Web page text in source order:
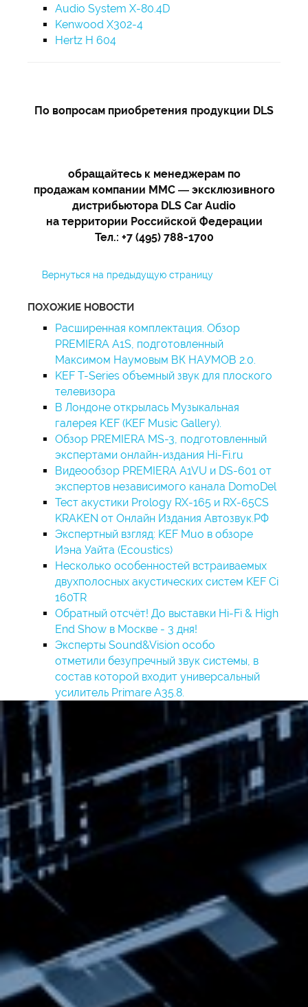
Audio System X-80.4D
Kenwood X302-4
Hertz H 604
По вопросам приобретения продукции DLS
обращайтесь к менеджерам по
продажам компании ММС — эксклюзивного
дистрибьютора DLS Car Audio
на территории Российской Федерации
Тел.: +7 (495) 788-1700
Вернуться на предыдущую страницу
ПОХОЖИЕ НОВОСТИ
Расширенная комплектация. Обзор
PREMIERA A1S, подготовленный
Максимом Наумовым ВК НАУМОВ 2.0.
KEF T-Series объемный звук для плоского
телевизора
В Лондоне открылась Музыкальная
галерея KEF (KEF Music Gallery).
Обзор PREMIERA MS-3, подготовленный
экспертами онлайн-издания Hi-Fi.ru
Видеообзор PREMIERA A1VU и DS-601 от
экспертов независимого канала DomoDel
Тест акустики Prology RX-165 и RX-65CS
KRAKEN от Онлайн Издания Автозвук.РФ
Экспертный взгляд: KEF Muo в обзоре
Иэна Уайта (Ecoustics)
Несколько особенностей встраиваемых
двухполосных акустических систем KEF Ci
160TR
Обратный отсчёт! До выставки Hi-Fi & High
End Show в Москве - 3 дня!
Эксперты Sound&Vision особо
отметили безупречный звук системы, в
состав которой входит универсальный
усилитель Primare A35.8.